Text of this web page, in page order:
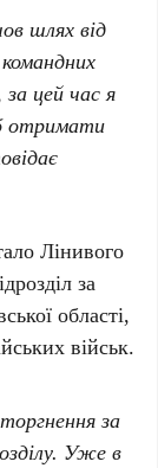
шлях від
за цей час я
отримати
Лінивого
за
області,
військ.
за
Уже в